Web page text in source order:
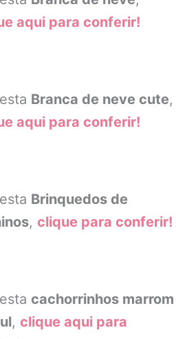
aqui para conferir!
Branca de neve cute,
aqui para conferir!
Brinquedos de
,clique para conferir!
cachorrinhos marrom
,clique aqui para